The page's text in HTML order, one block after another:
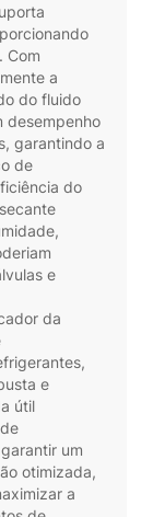
Com
a
do fluido
desempenho
garantindo a
de
do
e
da
e
útil
um
otimizada,
a